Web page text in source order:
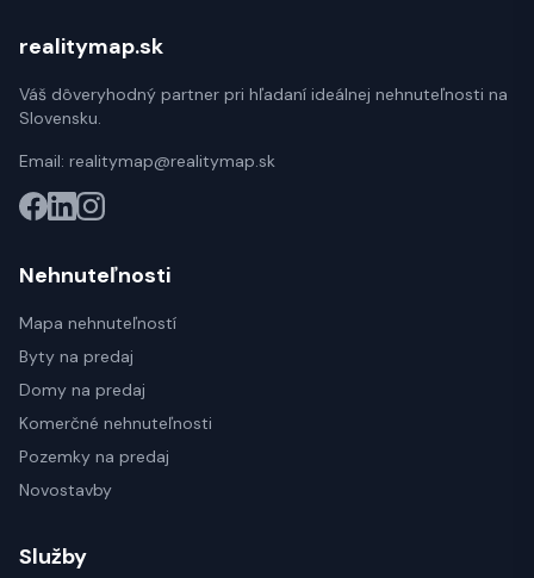
realitymap.sk
Váš dôveryhodný partner pri hľadaní ideálnej nehnuteľnosti na
Slovensku.
Email: realitymap@realitymap.sk
Nehnuteľnosti
Mapa nehnuteľností
Byty na predaj
Domy na predaj
Komerčné nehnuteľnosti
Pozemky na predaj
Novostavby
Služby